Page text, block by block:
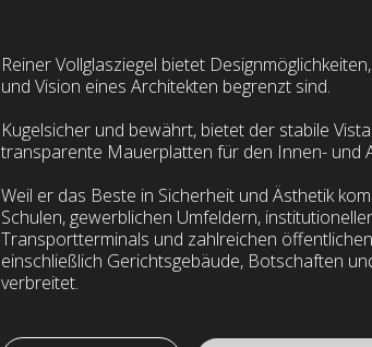
Reiner Vollglasziegel bietet
und Vision eines Architekten begrenzt sind.
Kugelsicher und bewährt, bietet der stabile
transparente Mauerplatten für den Innen- und
Weil er das Beste in Sicherheit und Ästhetik
Schulen, gewerblichen Umfeldern,
Transportterminals und zahlreichen
einschließlich Gerichtsgebäude, Botschaften
verbreitet.